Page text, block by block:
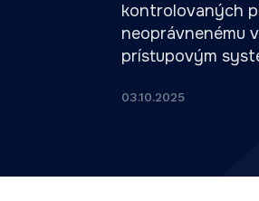
kontrolovaných
neoprávnenému
prístupovým
03.10.2025